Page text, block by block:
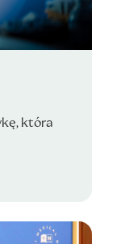
która